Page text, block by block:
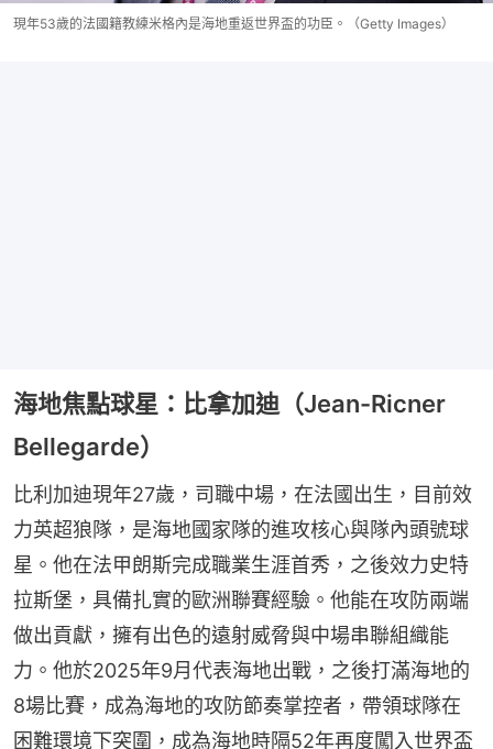
現年53歲的法國籍教練米格內是海地重返世界盃的功臣。（Getty Images）
海地焦點球星：比拿加迪（Jean-Ricner
Bellegarde）
比利加迪現年27歲，司職中場，在法國出生，目前效
力英超狼隊，是海地國家隊的進攻核心與隊內頭號球
星。他在法甲朗斯完成職業生涯首秀，之後效力史特
拉斯堡，具備扎實的歐洲聯賽經驗。他能在攻防兩端
做出貢獻，擁有出色的遠射威脅與中場串聯組織能
力。他於2025年9月代表海地出戰，之後打滿海地的
8場比賽，成為海地的攻防節奏掌控者，帶領球隊在
困難環境下突圍，成為海地時隔52年再度闖入世界盃